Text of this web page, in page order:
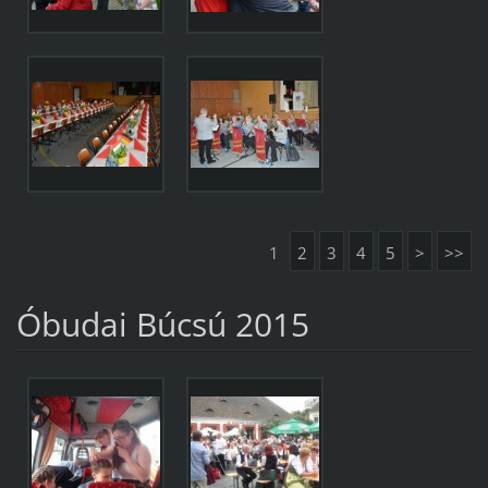
1 2 3 4 5 > >>
Óbudai Búcsú 2015